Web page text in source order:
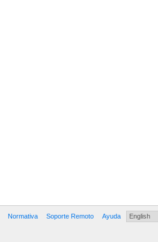
Normativa Soporte Remoto Ayuda